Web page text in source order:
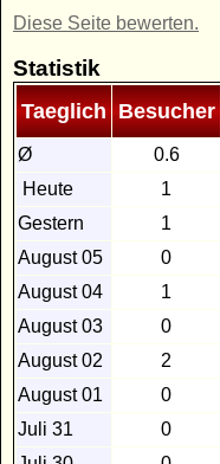
Diese Seite bewerten.
Statistik
Taeglich Besucher
Ø 0.6
Heute
1
Gestern
1
August 05
0
August 04
1
August 03
0
August 02
2
August 01
0
Juli 31
0